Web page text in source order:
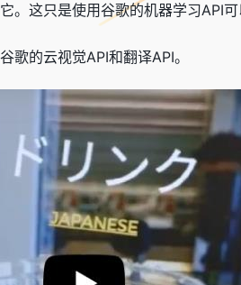
这只是使用谷歌的机器学习API
的云视觉API和翻译API。